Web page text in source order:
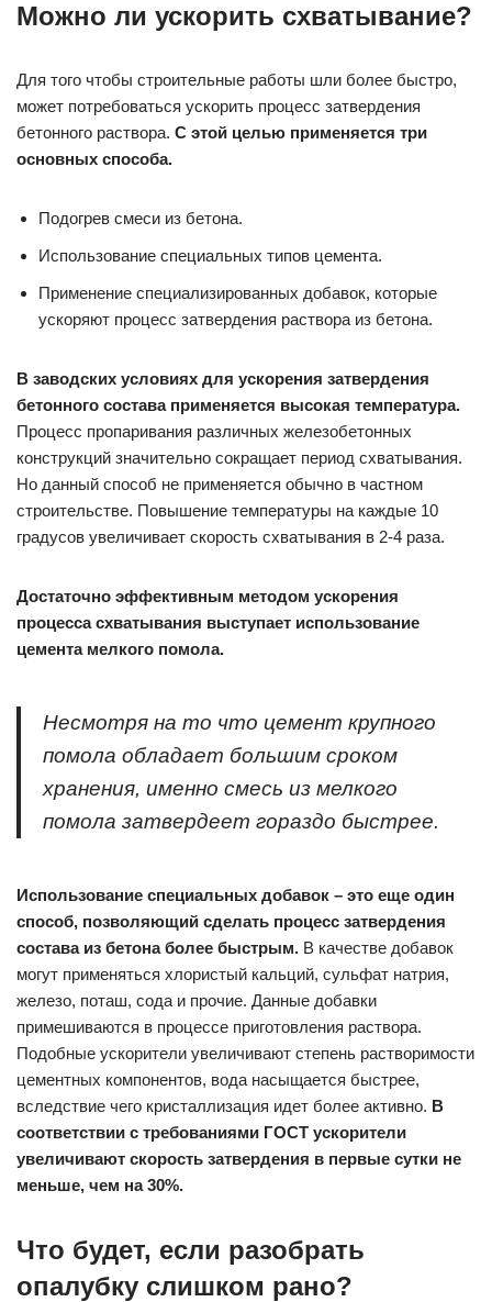
Можно ли ускорить схватывание?
Для того чтобы строительные работы шли более быстро,
может потребоваться ускорить процесс затвердения
бетонного раствора. С этой целью применяется три
основных способа.
Подогрев смеси из бетона.
Использование специальных типов цемента.
Применение специализированных добавок, которые
ускоряют процесс затвердения раствора из бетона.
В заводских условиях для ускорения затвердения
бетонного состава применяется высокая температура.
Процесс пропаривания различных железобетонных
конструкций значительно сокращает период схватывания.
Но данный способ не применяется обычно в частном
строительстве. Повышение температуры на каждые 10
градусов увеличивает скорость схватывания в 2-4 раза.
Достаточно эффективным методом ускорения
процесса схватывания выступает использование
цемента мелкого помола.
Несмотря на то что цемент крупного
помола обладает большим сроком
хранения, именно смесь из мелкого
помола затвердеет гораздо быстрее.
Использование специальных добавок – это еще один
способ, позволяющий сделать процесс затвердения
состава из бетона более быстрым. В качестве добавок
могут применяться хлористый кальций, сульфат натрия,
железо, поташ, сода и прочие. Данные добавки
примешиваются в процессе приготовления раствора.
Подобные ускорители увеличивают степень растворимости
цементных компонентов, вода насыщается быстрее,
вследствие чего кристаллизация идет более активно. В
соответствии с требованиями ГОСТ ускорители
увеличивают скорость затвердения в первые сутки не
меньше, чем на 30%.
Что будет, если разобрать
опалубку слишком рано?